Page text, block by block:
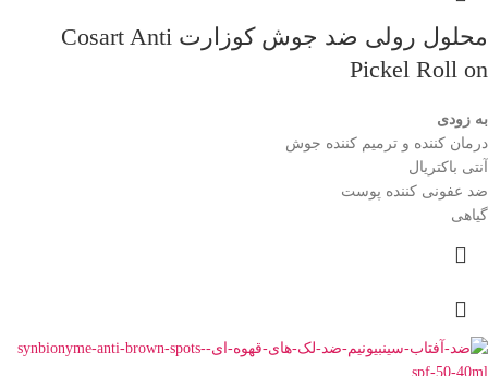
محلول رولی ضد جوش کوزارت Cosart Anti
Pickel Roll on
به زودی
درمان کننده و ترمیم کننده جوش
آنتی باکتریال
ضد عفونی کننده پوست
گیاهی